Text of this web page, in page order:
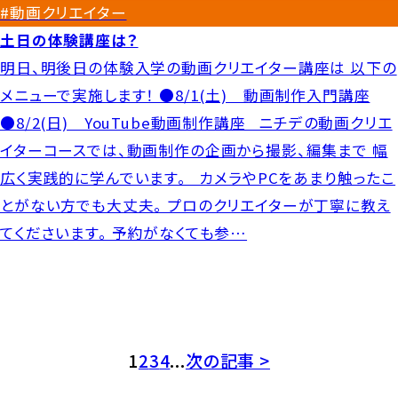
#動画クリエイター
土日の体験講座は？
明日、明後日の体験入学の動画クリエイター講座は 以下の
メニューで実施します！ ●8/1(土) 動画制作入門講座
●8/2(日) YouTube動画制作講座 ニチデの動画クリエ
イターコースでは、動画制作の企画から撮影、編集まで 幅
広く実践的に学んでいます。 カメラやPCをあまり触ったこ
とがない方でも大丈夫。 プロのクリエイターが丁寧に教え
てくださいます。 予約がなくても参…
1234...次の記事 >